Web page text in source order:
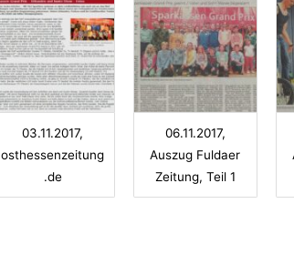
03.11.2017,
osthessenzeitung
.de
06.11.2017,
Auszug Fuldaer
Zeitung, Teil 1